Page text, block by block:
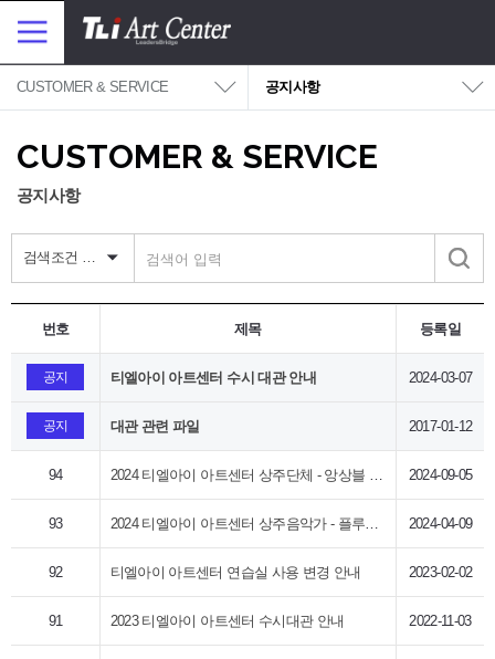
기
CUSTOMER & SERVICE
공지사항
CUSTOMER & SERVICE
공지사항
검색조건 선택
검
색
번호 제목 등록일
공지 티엘아이 아트센터 수시 대관 안내 2024-03-07
공지 대관 관련 파일 2017-01-12
94 2024-09-05
93 2024-04-09
92 티엘아이 아트센터 연습실 사용 변경 안내 2023-02-02
91 2023 티엘아이 아트센터 수시대관 안내 2022-11-03